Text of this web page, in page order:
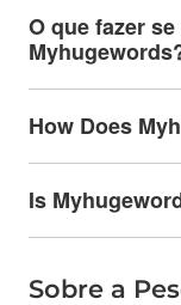
O que fazer
How Does
Is
Sobre a